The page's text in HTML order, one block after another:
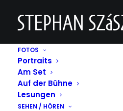
FOTOS
Portraits
Am Set
Auf der Bühne
Lesungen
SEHEN / HÖREN
Als Götz in „Götz
Burgfestspiele
Als Götz in "Götz von